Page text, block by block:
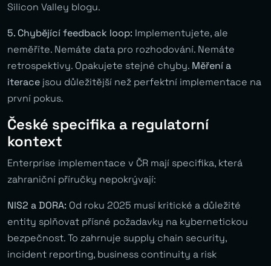
Silicon Valley blogu.
5. Chybějící feedback loop: Implementujete, ale
neměříte. Nemáte data pro rozhodování. Nemáte
retrospektivy. Opakujete stejné chyby. Měření a
iterace jsou důležitější než perfektní implementace na
první pokus.
České specifika a regulatorní
kontext
Enterprise implementace v ČR mají specifika, která
zahraniční příručky nepokrývají:
NIS2 a DORA: Od roku 2025 musí kritické a důležité
entity splňovat přísné požadavky na kybernetickou
bezpečnost. To zahrnuje supply chain security,
incident reporting, business continuity a risk